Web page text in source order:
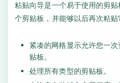
粘贴向导是一个易于使用的剪
个剪贴板，并能够以后再次粘贴
紧凑的网格显示允许您一
贴板。
处理所有类型的剪贴板。